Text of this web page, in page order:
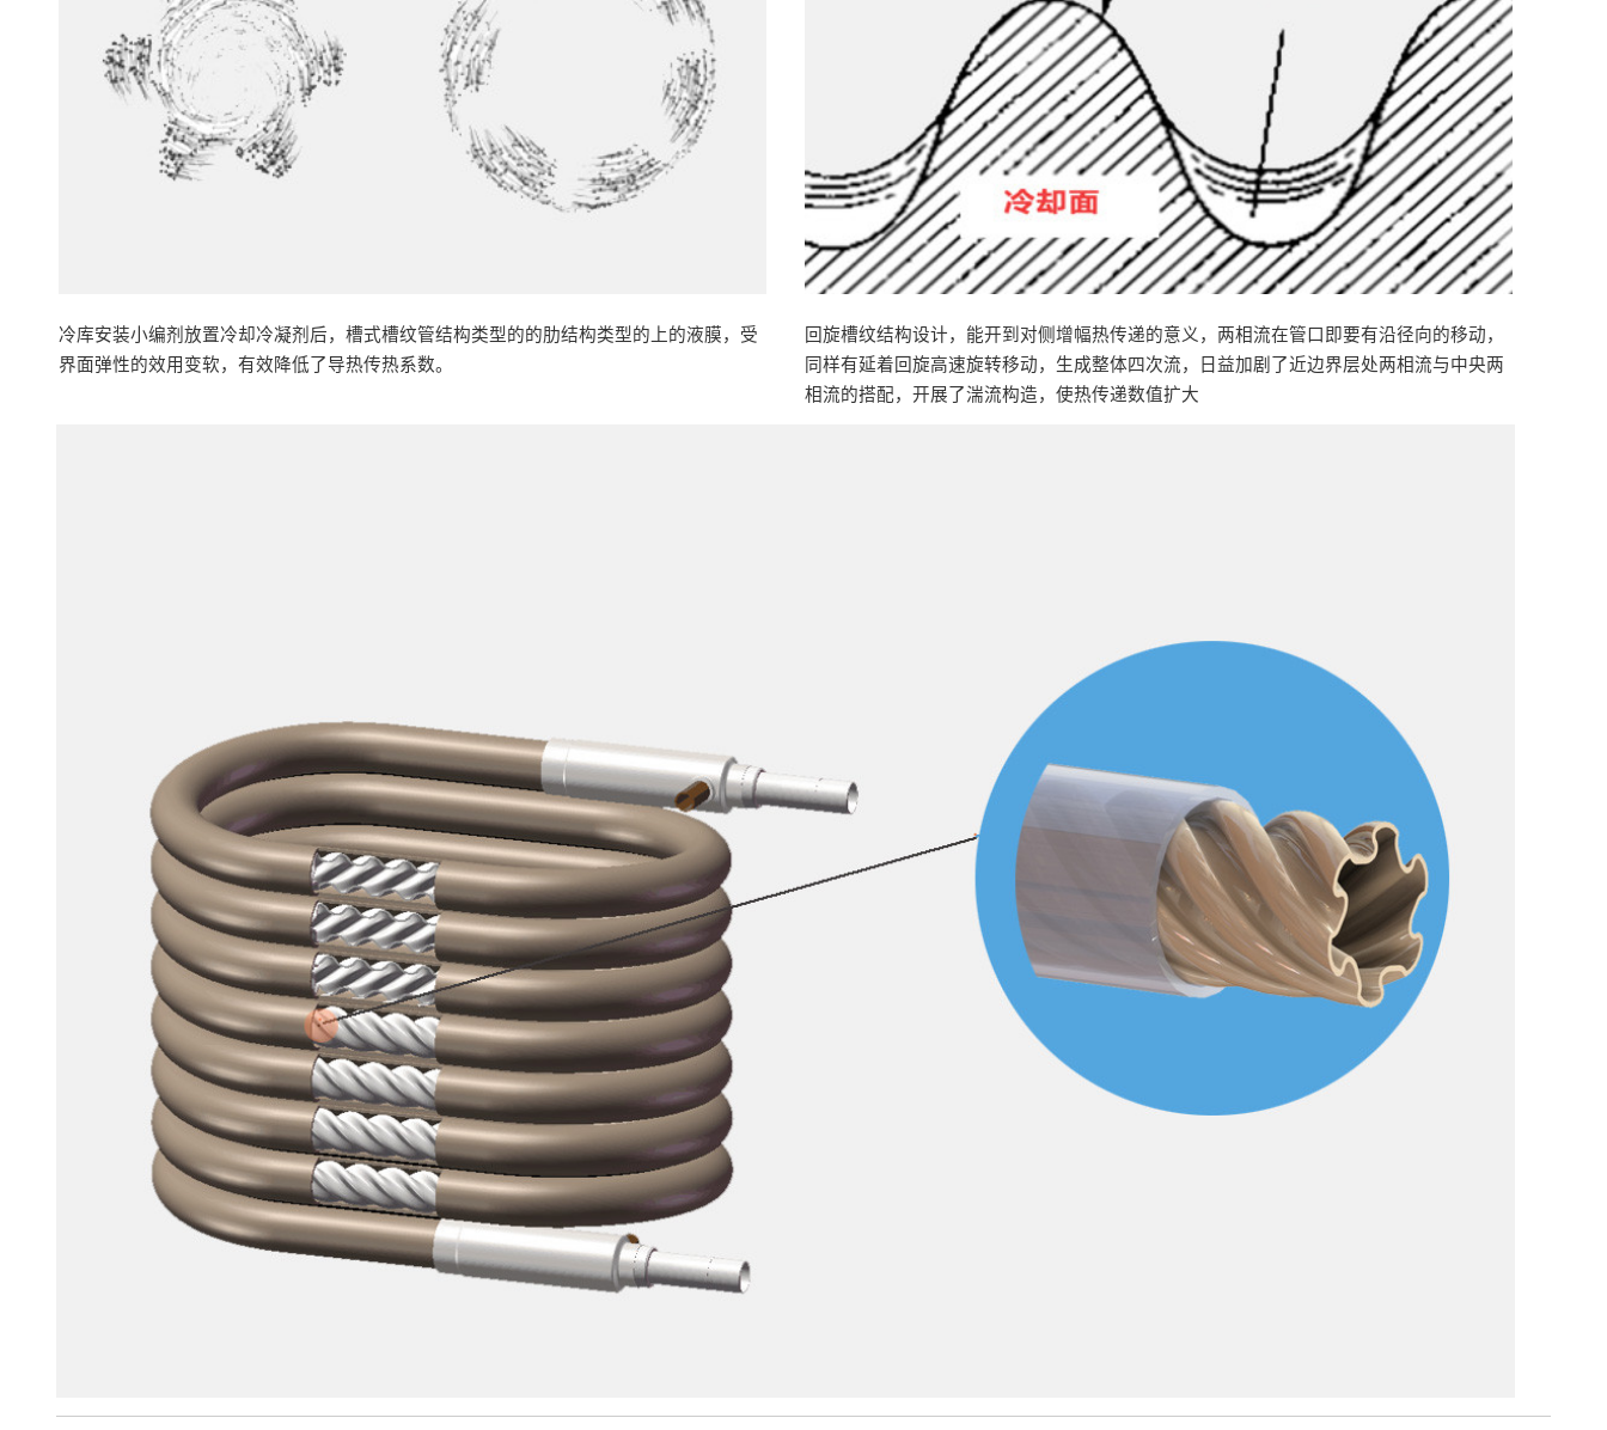
冷库安装小编剂放置冷却冷凝剂后，槽式槽纹管结构类型的的肋结构类型的上的液膜，受
界面弹性的效用变软，有效降低了导热传热系数。
回旋槽纹结构设计，能开到对侧增幅热传递的意义，两相流在管口即要有沿径向的移动，
同样有延着回旋高速旋转移动，生成整体四次流，日益加剧了近边界层处两相流与中央两
相流的搭配，开展了湍流构造，使热传递数值扩大